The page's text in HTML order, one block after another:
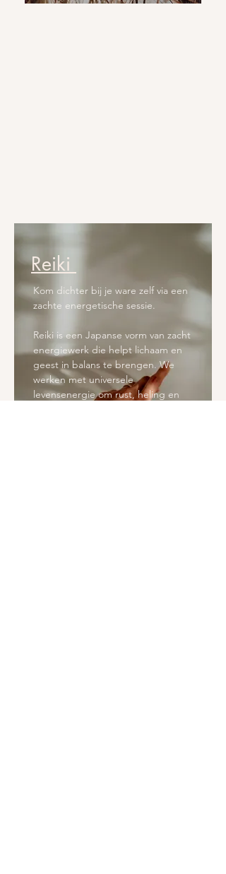
Reiki
Kom dichter bij je ware zelf via een
zachte energetische sessie.
Reiki is een Japanse vorm van zacht
energie­werk die helpt lichaam en
geest in balans te brengen. We
werken met universele
levensenergie om rust, heling en